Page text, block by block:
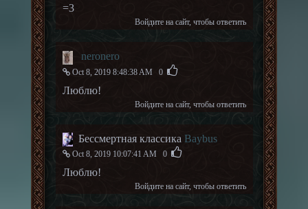
=3
Войдите на сайт, чтобы ответить
neronero
Oct 8, 2019 8:48:38 AM 0
Люблю!
Войдите на сайт, чтобы ответить
Бессмертная классика Baybus
Oct 8, 2019 10:07:41 AM 0
Люблю!
Войдите на сайт, чтобы ответить